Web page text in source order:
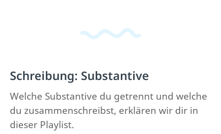
Schreibung: Substantive
Welche Substantive du getrennt und welche
du zusammenschreibst, erklären wir dir in
dieser Playlist.